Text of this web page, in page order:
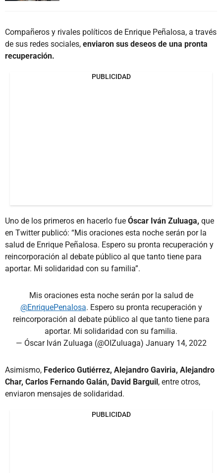
Compañeros y rivales políticos de Enrique Peñalosa, a través
de sus redes sociales, enviaron sus deseos de una pronta
recuperación.
PUBLICIDAD
Uno de los primeros en hacerlo fue Óscar Iván Zuluaga, que
en Twitter publicó: “Mis oraciones esta noche serán por la
salud de Enrique Peñalosa. Espero su pronta recuperación y
reincorporación al debate público al que tanto tiene para
aportar. Mi solidaridad con su familia”.
Mis oraciones esta noche serán por la salud de
@EnriquePenalosa. Espero su pronta recuperación y
reincorporación al debate público al que tanto tiene para
aportar. Mi solidaridad con su familia.
— Óscar Iván Zuluaga (@OIZuluaga) January 14, 2022
Asimismo, Federico Gutiérrez, Alejandro Gaviria, Alejandro
Char, Carlos Fernando Galán, David Barguil, entre otros,
enviaron mensajes de solidaridad.
PUBLICIDAD